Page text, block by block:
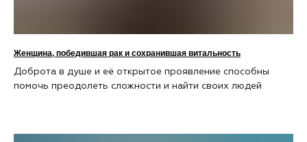
Женщина, победившая рак и сохранившая витальность
Доброта в душе и её открытое проявление способны
помочь преодолеть сложности и найти своих людей